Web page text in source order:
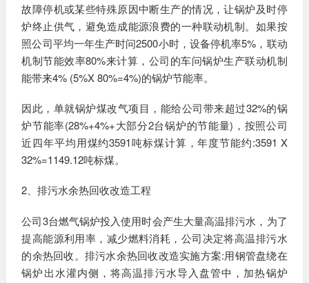
故障停机或某些特殊原因中断生产的情况，让锅炉及时停
炉终止供气，避免造成能源浪费的一种联动机制。如果按
照公司平均一年生产时问2500小时，设备停机率5%，联动
机制节能效率80%来计算，公司的车问锅炉生产联动机制
能带来4% (5%X 80%=4%)的锅炉节能率。
因此，单就锅炉煤改气项目，能给公司带来超过32%的锅
炉节能率(28%+4%+大部分2台锅炉的节能量)，按照公司
近四年平均用煤约3591吨标煤计算，年度节能约:3591 X
32%=1149.12吨标煤。
2、排污水余热回收改造工程
公司3台燃气锅炉投入使用时会产生大量高温排污水，为了
提高能源利用率，减少燃料消耗，公司决定将高温排污水
的余热回收。排污水余热回收改造实施方案:用钢管盘绕在
锅炉出水灌内侧，将高温排污水导入盘管中，加热锅炉